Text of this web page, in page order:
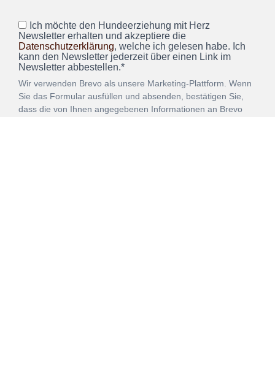
Ich möchte den Hundeerziehung mit Herz
Newsletter erhalten und akzeptiere die
Datenschutzerklärung, welche ich gelesen habe. Ich
kann den Newsletter jederzeit über einen Link im
Newsletter abbestellen.*
Wir verwenden Brevo als unsere Marketing-Plattform. Wenn
Sie das Formular ausfüllen und absenden, bestätigen Sie,
dass die von Ihnen angegebenen Informationen an Brevo